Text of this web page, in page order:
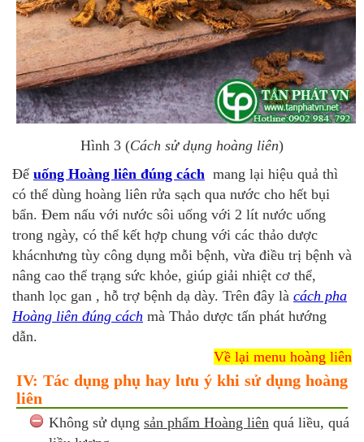
Hình 3 (Cách sử dụng hoàng liên)
Để uống Hoàng liên đúng cách mang lại hiệu quả thì
có thể dùng hoàng liên rửa sạch qua nước cho hết bụi
bẩn. Đem nấu với nước sôi uống với 2 lít nước uống
trong ngày, có thể kết hợp chung với các thảo dược
khácnhưng tùy công dụng mỗi bệnh, vừa điều trị bệnh và
nâng cao thể trạng sức khỏe, giúp giải nhiệt cơ thể,
thanh lọc gan , hỗ trợ bệnh dạ dày. Trên đây là cách pha
Hoàng liên đúng cách mà Thảo dược tấn phát hướng
dẫn.
Về lại menu hoàng liên
IV: Tác dụng phụ hay lưu ý khi sử dụng hoàng
liên
Không sử dụng sản phẩm Hoàng liên quá liều, quá